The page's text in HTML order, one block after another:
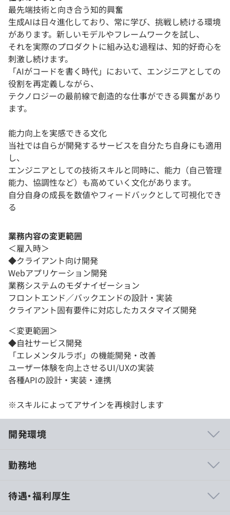
最先端技術と向き合う知的興奮
生成AIは日々進化しており、常に学び、挑戦し続ける環境
があります。新しいモデルやフレームワークを試し、
それを実際のプロダクトに組み込む過程は、知的好奇心を
刺激し続けます。
「AIがコードを書く時代」において、エンジニアとしての
役割を再定義しながら、
テクノロジーの最前線で創造的な仕事ができる興奮があり
ます。
能力向上を実感できる文化
当社では自らが開発するサービスを自分たち自身にも適用
し、
エンジニアとしての技術スキルと同時に、能力（自己管理
能力、協調性など）も高めていく文化があります。
自分自身の成長を数値やフィードバックとして可視化でき
る
業務内容の変更範囲
＜雇入時＞
◆クライアント向け開発
Webアプリケーション開発
業務システムのモダナイゼーション
フロントエンド／バックエンドの設計・実装
クライアント固有要件に対応したカスタマイズ開発
＜変更範囲＞
◆自社サービス開発
「エレメンタルラボ」の機能開発・改善
ユーザー体験を向上させるUI/UXの実装
各種APIの設計・実装・連携
※スキルによってアサインを再検討します
開発環境
私たちの最大の自慢は、生成AI技術の黎明期から実用的な
勤務地
待遇・福利厚生